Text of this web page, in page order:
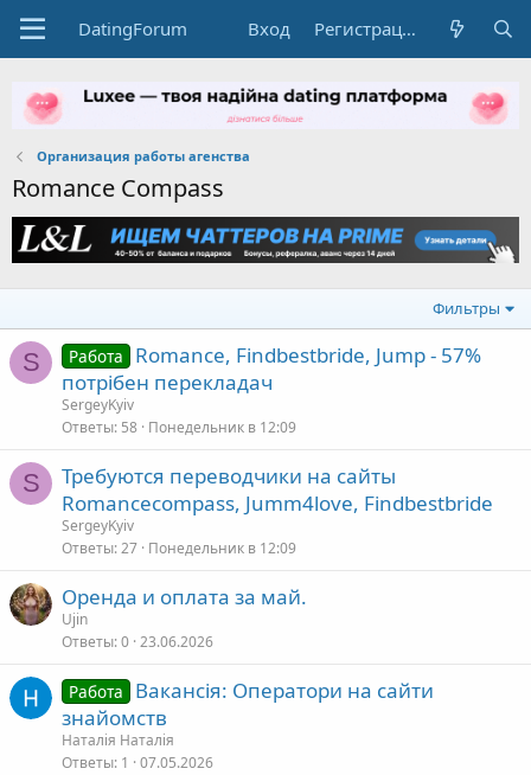
DatingForum Вход Регистрация
Организация работы агенства
Romance Compass
Фильтры
S Работа
Romance, Findbestbride, Jump - 57%
потрібен перекладач
SergeyKyiv
Ответы 58 Понедельник в 12:09
S
Требуются переводчики на сайты
Romancecompass, Jumm4love, Findbestbride
SergeyKyiv
Ответы 27 Понедельник в 12:09
Оренда и оплата за май.
Ujin
Ответы 0 23.06.2026
Работа
Вакансія: Оператори на сайти
знайомств
Наталія Наталія
Ответы 1 07.05.2026